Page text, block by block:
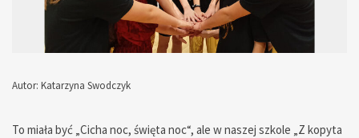
Autor: Katarzyna Swodczyk
To miała być „Cicha noc, święta noc“, ale w naszej szkole „Z kopyta